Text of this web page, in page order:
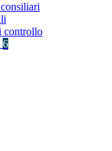
controllo
6